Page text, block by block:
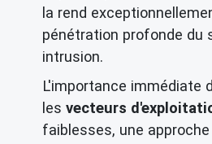
la rend
pénétration profonde du
intrusion.
L'importance immédiate
les vecteurs
faiblesses, une